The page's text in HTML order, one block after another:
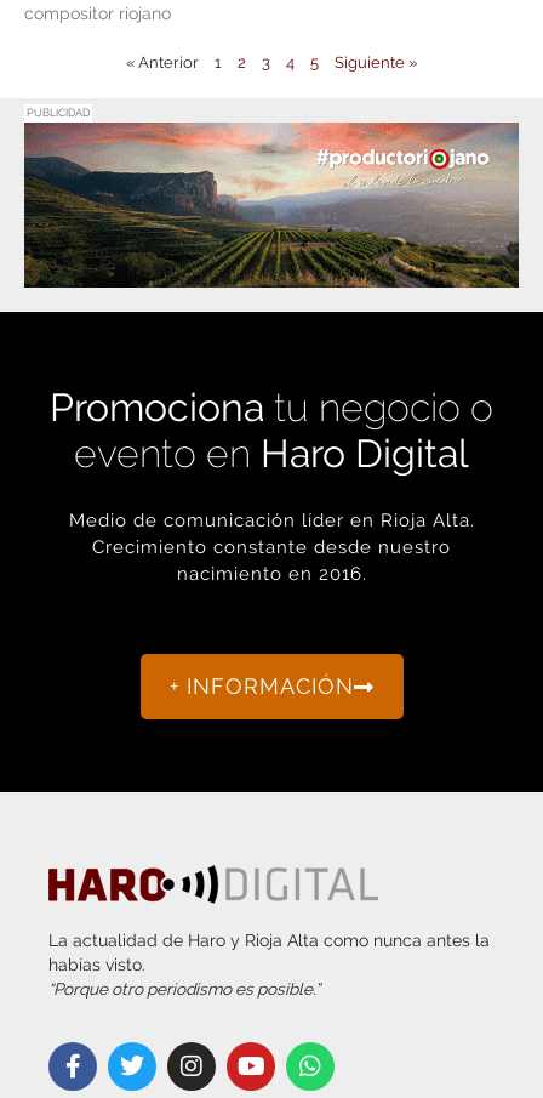
compositor riojano
« Anterior 1 2 3 4 5 Siguiente »
PUBLICIDAD
Promociona tu negocio o
evento en Haro Digital
Medio de comunicación líder en Rioja Alta.
Crecimiento constante desde nuestro
nacimiento en 2016.
+ INFORMACIÓN
La actualidad de Haro y Rioja Alta como nunca antes la
habías visto.
“Porque otro periodismo es posible.”